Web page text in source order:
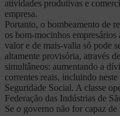
atividades produtivas e
empresa.
Portanto, o bombeamento de
os bom-mocinhos
valor e de mais-valia só pode
altamente provisória, através
simultâneos: aumentando a
correntes reais, incluindo
Seguridade Social. A classe
Federação das Indústrias de
Se o governo não for capaz